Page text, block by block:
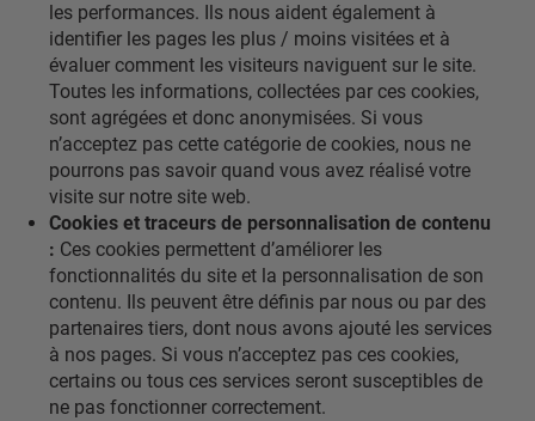
les performances. Ils nous aident également à
identifier les pages les plus / moins visitées et à
évaluer comment les visiteurs naviguent sur le site.
Toutes les informations, collectées par ces cookies,
sont agrégées et donc anonymisées. Si vous
n’acceptez pas cette catégorie de cookies, nous ne
pourrons pas savoir quand vous avez réalisé votre
visite sur notre site web.
Cookies et traceurs de personnalisation de contenu
: Ces cookies permettent d’améliorer les
fonctionnalités du site et la personnalisation de son
contenu. Ils peuvent être définis par nous ou par des
partenaires tiers, dont nous avons ajouté les services
à nos pages. Si vous n’acceptez pas ces cookies,
certains ou tous ces services seront susceptibles de
ne pas fonctionner correctement.